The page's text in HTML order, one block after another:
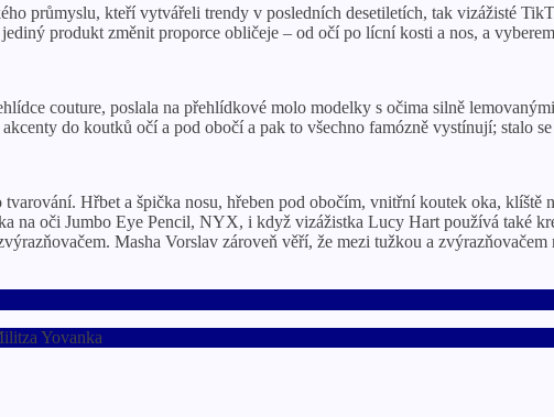
průmyslu, kteří vytvářeli trendy v posledních desetiletích, tak vizážisté
produkt změnit proporce obličeje – od očí po lícní kosti a nos, a
couture, poslala na přehlídkové molo modelky s očima silně
do koutků očí a pod obočí a pak to všechno famózně vystínují; stalo
Hřbet a špička nosu, hřeben pod obočím, vnitřní koutek oka, klíště
na oči Jumbo Eye Pencil, NYX, i když vizážistka Lucy Hart používá také
Masha Vorslav zároveň věří, že mezi tužkou a
Yovanka